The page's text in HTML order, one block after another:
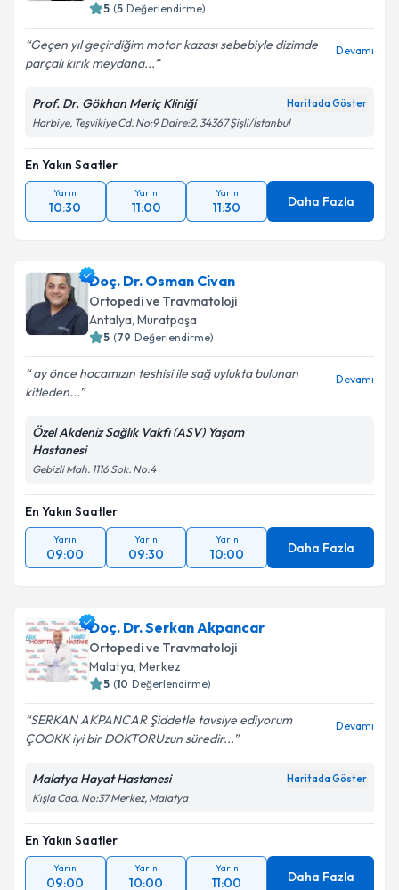
5 (5 Değerlendirme)
Geçen yıl geçirdiğim motor kazası sebebiyle dizimde
parçalı kırık meydana...
Devamı
Prof. Dr. Gökhan Meriç Kliniği Haritada Göster
Harbiye, Teşvikiye Cd. No:9 Daire:2, 34367 Şişli/İstanbul
En Yakın Saatler
Yarın
10:30
Yarın
11:00
Yarın
11:30 Daha Fazla
Doç. Dr. Osman Civan
Ortopedi ve Travmatoloji
Antalya, Muratpaşa
5 (79 Değerlendirme)
ay önce hocamızın teshisi ile sağ uylukta bulunan
kitleden...
Devamı
Özel Akdeniz Sağlık Vakfı (ASV) Yaşam
Hastanesi
Gebizli Mah. 1116 Sok. No:4
En Yakın Saatler
Yarın
09:00
Yarın
09:30
Yarın
10:00 Daha Fazla
Doç. Dr. Serkan Akpancar
Ortopedi ve Travmatoloji
Malatya, Merkez
5 (10 Değerlendirme)
SERKAN AKPANCAR Şiddetle tavsiye ediyorum
ÇOOKK iyi bir DOKTORUzun süredir...
Devamı
Malatya Hayat Hastanesi Haritada Göster
Kışla Cad. No:37 Merkez, Malatya
En Yakın Saatler
Yarın
09:00
Yarın
10:00
Yarın
11:00 Daha Fazla